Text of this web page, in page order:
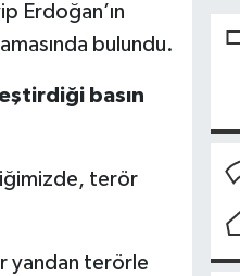
Erdoğan’ın
bulundu.
basın
terör
yandan terörle